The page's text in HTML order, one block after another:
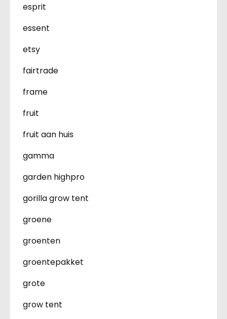
esprit
essent
etsy
fairtrade
frame
fruit
fruit aan huis
gamma
garden highpro
gorilla grow tent
groene
groenten
groentepakket
grote
grow tent